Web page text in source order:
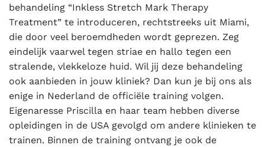
behandeling “Inkless Stretch Mark Therapy
Treatment” te introduceren, rechtstreeks uit Miami,
die door veel beroemdheden wordt geprezen. Zeg
eindelijk vaarwel tegen striae en hallo tegen een
stralende, vlekkeloze huid. Wil jij deze behandeling
ook aanbieden in jouw kliniek? Dan kun je bij ons als
enige in Nederland de officiële training volgen.
Eigenaresse Priscilla en haar team hebben diverse
opleidingen in de USA gevolgd om andere klinieken te
trainen. Binnen de training ontvang je ook de